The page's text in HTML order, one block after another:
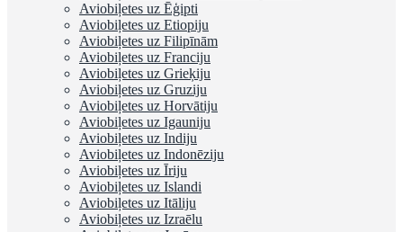
Aviobiļetes uz Ēģipti
Aviobiļetes uz Etiopiju
Aviobiļetes uz Filipīnām
Aviobiļetes uz Franciju
Aviobiļetes uz Grieķiju
Aviobiļetes uz Gruziju
Aviobiļetes uz Horvātiju
Aviobiļetes uz Igauniju
Aviobiļetes uz Indiju
Aviobiļetes uz Indonēziju
Aviobiļetes uz Īriju
Aviobiļetes uz Islandi
Aviobiļetes uz Itāliju
Aviobiļetes uz Izraēlu